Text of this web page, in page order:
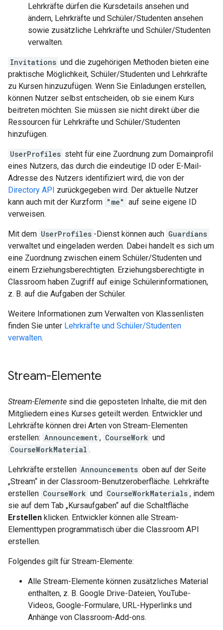
Lehrkräfte dürfen die Kursdetails ansehen und
ändern, Lehrkräfte und Schüler/Studenten ansehen
sowie zusätzliche Lehrkräfte und Schüler/Studenten
verwalten.
Invitations und die zugehörigen Methoden bieten eine
praktische Möglichkeit, Schüler/Studenten und Lehrkräfte
zu Kursen hinzuzufügen. Wenn Sie Einladungen erstellen,
können Nutzer selbst entscheiden, ob sie einem Kurs
beitreten möchten. Sie müssen sie nicht direkt über die
Ressourcen für Lehrkräfte und Schüler/Studenten
hinzufügen.
UserProfiles steht für eine Zuordnung zum Domainprofil
eines Nutzers, das durch die eindeutige ID oder E-Mail-
Adresse des Nutzers identifiziert wird, die von der
Directory API zurückgegeben wird. Der aktuelle Nutzer
kann auch mit der Kurzform "me" auf seine eigene ID
verweisen.
Mit dem UserProfiles -Dienst können auch Guardians
verwaltet und eingeladen werden. Dabei handelt es sich um
eine Zuordnung zwischen einem Schüler/Studenten und
einem Erziehungsberechtigten. Erziehungsberechtigte in
Classroom haben Zugriff auf einige Schülerinformationen,
z. B. auf die Aufgaben der Schüler.
Weitere Informationen zum Verwalten von Klassenlisten
finden Sie unter Lehrkräfte und Schüler/Studenten
verwalten.
Stream-Elemente
Stream-Elemente sind die geposteten Inhalte, die mit den
Mitgliedern eines Kurses geteilt werden. Entwickler und
Lehrkräfte können drei Arten von Stream-Elementen
erstellen: Announcement , CourseWork und
CourseWorkMaterial .
Lehrkräfte erstellen Announcements oben auf der Seite
„Stream“ in der Classroom-Benutzeroberfläche. Lehrkräfte
erstellen CourseWork und CourseWorkMaterials , indem
sie auf dem Tab „Kursaufgaben“ auf die Schaltfläche
Erstellen klicken. Entwickler können alle Stream-
Elementtypen programmatisch über die Classroom API
erstellen.
Folgendes gilt für Stream-Elemente:
Alle Stream-Elemente können zusätzliches Material
enthalten, z. B. Google Drive-Dateien, YouTube-
Videos, Google-Formulare, URL-Hyperlinks und
Anhänge von Classroom-Add-ons.